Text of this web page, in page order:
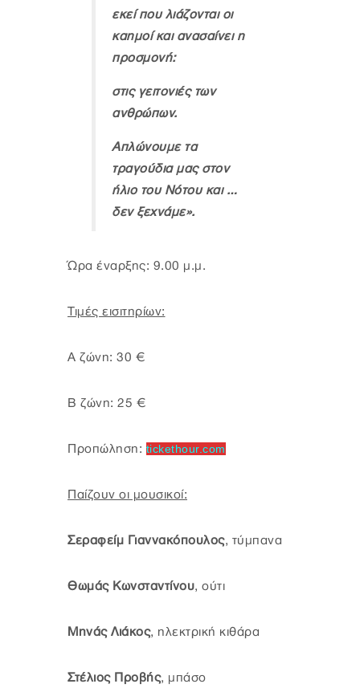
εκεί που λιάζονται οι
καημοί και ανασαίνει η
προσμονή:
στις γειτονιές των
ανθρώπων.
Απλώνουμε τα
τραγούδια μας στον
ήλιο του Νότου και …
δεν ξεχνάμε».
Ώρα έναρξης: 9.00 μ.μ.
Τιμές εισιτηρίων:
Α ζώνη: 30 €
Β ζώνη: 25 €
Προπώληση: tickethour.com
Παίζουν οι μουσικοί:
Σεραφείμ Γιαννακόπουλος, τύμπανα
Θωμάς Κωνσταντίνου, ούτι
Μηνάς Λιάκος, ηλεκτρική κιθάρα
Στέλιος Προβής, μπάσο